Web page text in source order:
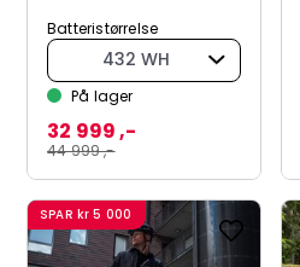
Batteristørrelse
432 WH
På lager
44 999 ,-
32 999 ,-
SPAR kr 5 000